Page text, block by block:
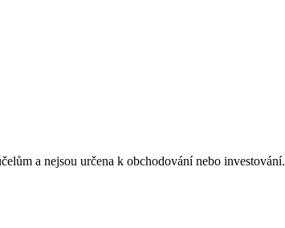
a nejsou určena k obchodování nebo investování.